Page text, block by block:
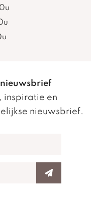
inspiratie en
nieuwsbrief.